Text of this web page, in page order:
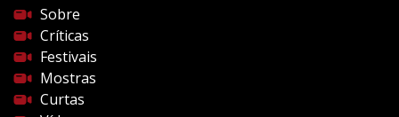
s
d
o
c
i
Sobre
Críticas
Festivais
Mostras
Curtas